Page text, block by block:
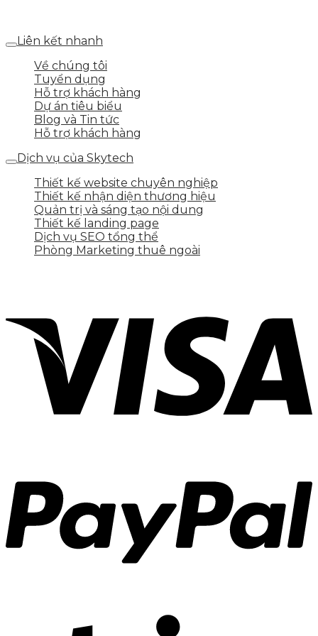
Liên kết nhanh
Về chúng tôi
Tuyển dụng
Hỗ trợ khách hàng
Dự án tiêu biểu
Blog và Tin tức
Hỗ trợ khách hàng
Dịch vụ của Skytech
Thiết kế website chuyên nghiệp
Thiết kế nhận diện thương hiệu
Quản trị và sáng tạo nội dung
Thiết kế landing page
Dịch vụ SEO tổng thể
Phòng Marketing thuê ngoài